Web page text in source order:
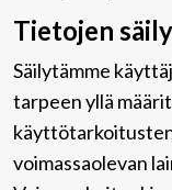
Tietojen
Säilytämme
tarpeen yllä
voimassaolevan